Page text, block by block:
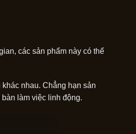
các sản phẩm này có thể
nhau. Chẳng hạn sản
làm việc linh động.